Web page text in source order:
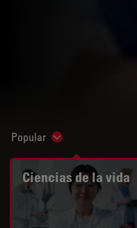
Popular Show subnavigation
Ciencias de la vida